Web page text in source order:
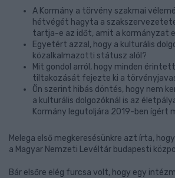
A Kormány a törvény szakmai
hétvégét hagyta a
tartja-e az időt, amit a kormányzat
Egyetért azzal, hogy a kulturális
közalkalmazotti státusz alól?
Mit gondol arról, hogy minden
tiltakozását fejezte ki a
Ön szerint hibás döntés, hogy nem
a kulturális dolgozóknál is az
Kormány legutoljára 2019-ben ígért
Melega első megkeresésünkre azt írta,
a Magyar Nemzeti Levéltár budapesti
Bár elsőre elég furcsa volt, hogy egy